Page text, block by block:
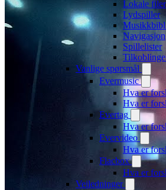
Lokale filer
Lydspiller
Navigasjon
Spillelister
Vanlige spørsmål
Evermusic
Hva er
Hva er
Evertag
Hva er
Evervideo
Hva er
Flacbox
Hva er
Veiledninger